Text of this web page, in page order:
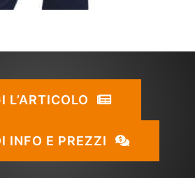
L’ARTICOLO
INFO E PREZZI